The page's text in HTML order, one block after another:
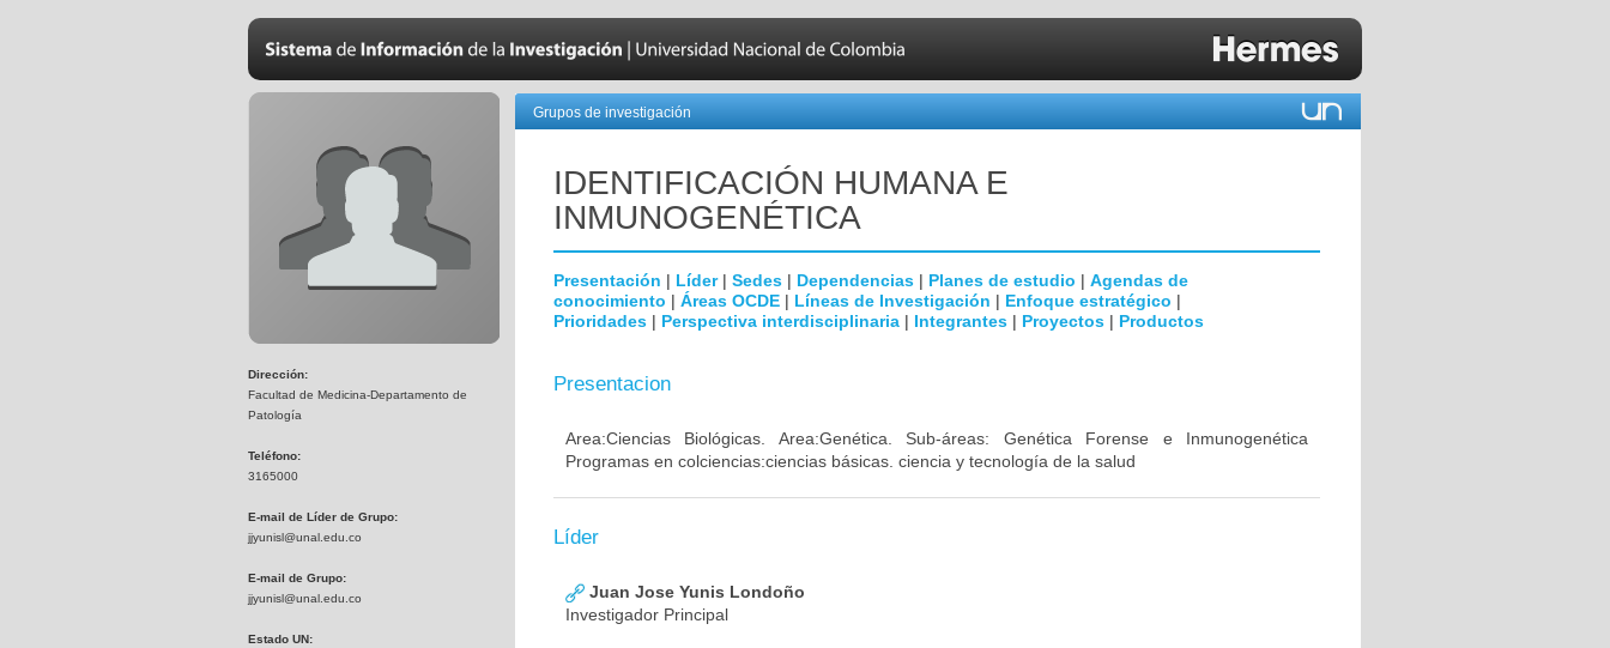
Dirección:
Facultad de Medicina-Departamento de
Patología
Teléfono:
3165000
E-mail de Líder de Grupo:
jjyunisl@unal.edu.co
E-mail de Grupo:
jjyunisl@unal.edu.co
Estado UN:
Grupos de investigación
IDENTIFICACIÓN HUMANA E
INMUNOGENÉTICA
Presentación | Líder| Sedes | Dependencias | Planes de estudio | Agendas de
conocimiento | Áreas OCDE | Líneas de Investigación | Enfoque estratégico |
Prioridades | Perspectiva interdisciplinaria | Integrantes | Proyectos | Productos
Presentacion
Area:Ciencias Biológicas. Area:Genética. Sub-áreas: Genética Forense e Inmunogenética
Programas en colciencias:ciencias básicas. ciencia y tecnología de la salud
Líder
Juan Jose Yunis Londoño
Investigador Principal